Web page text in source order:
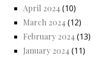
April 2024 (10)
March 2024 (12)
February 2024 (13)
January 2024 (11)